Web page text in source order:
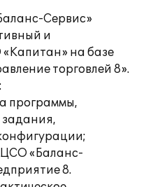
Сервис»
и
на базе
торговлей 8».
программы,
задания,
ЦСО «Баланс-
8.